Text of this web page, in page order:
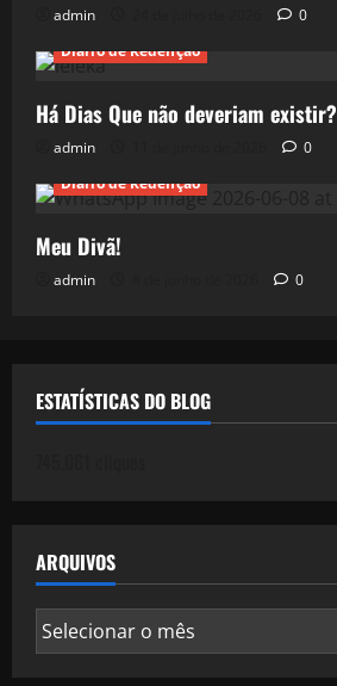
admin
0
Diário de Redenção
Há Dias Que não deveriam existir?
admin
0
Diário de Redenção
Meu Divã!
admin 0
ESTATÍSTICAS DO BLOG
ARQUIVOS
Arquivos